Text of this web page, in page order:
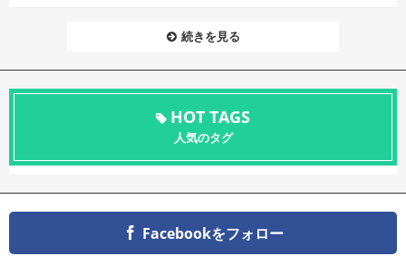
続きを見る
HOT TAGS
人気のタグ
Facebookをフォロー